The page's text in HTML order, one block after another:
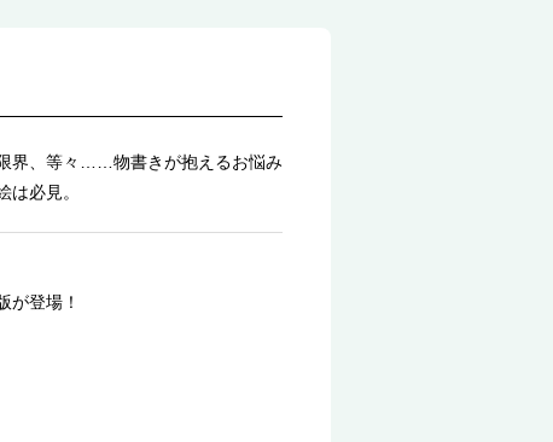
界、等々……物書きが抱えるお悩み
必見。
が登場！